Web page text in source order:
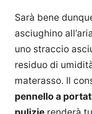
Sarà bene
asciughino
uno straccio
residuo di
materasso. Il
pennello a